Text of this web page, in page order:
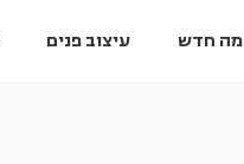
מה חדש עיצוב פנים